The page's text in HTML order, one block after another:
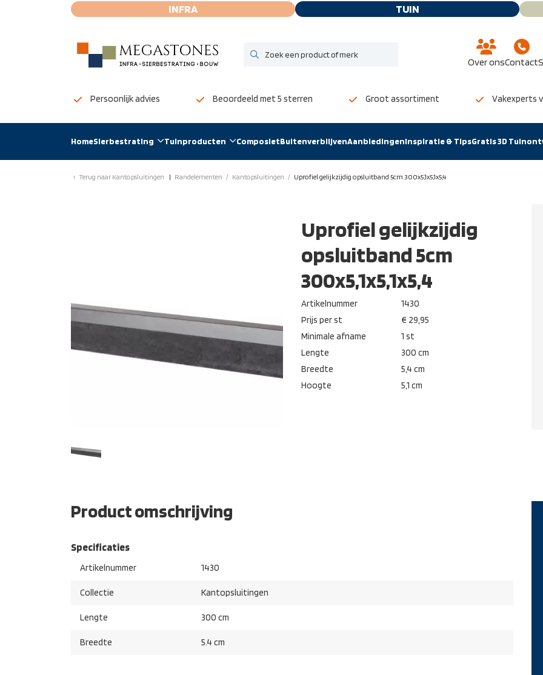
INFRA TUIN
Over onsContact
Persoonlijk advies Beoordeeld met 5 sterren Groot assortiment Vakexperts
HomeSierbestrating Tuinproducten ComposietBuitenverblijvenAanbiedingenInspiratie & TipsGratis 3D
Terug naar Kantopsluitingen Randelementen / Kantopsluitingen / Uprofiel gelijkzijdig opsluitband 5cm 300x5,1x5,1x5,4
Uprofiel gelijkzijdig
opsluitband 5cm
300x5,1x5,1x5,4
Artikelnummer
1430
Prijs per st
€ 29,95
Minimale afname
1 st
Lengte
300 cm
Breedte
5,4 cm
Hoogte
5,1 cm
Product omschrijving
Specificaties
Artikelnummer 1430
Collectie Kantopsluitingen
Lengte 300 cm
Breedte 5.4 cm